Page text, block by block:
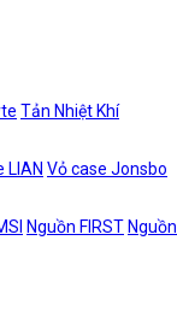
Tản Nhiệt Khí
LIAN Vỏ case Jonsbo
Nguồn FIRST Nguồn